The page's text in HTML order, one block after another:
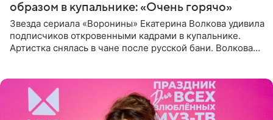
образом в купальнике: «Очень горячо»
Звезда сериала «Воронины» Екатерина Волкова удивила
подписчиков откровенными кадрами в купальнике.
Артистка снялась в чане после русской бани. Волкова